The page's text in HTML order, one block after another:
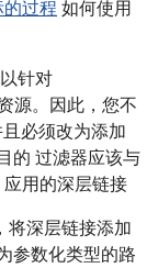
过程 如何使用
针对
源。因此，您不
必须改为添加
的 过滤器应该与
用的深层链接
将深层链接添加
参数化类型的路